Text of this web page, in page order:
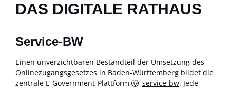
DAS DIGITALE RATHAUS
Service-BW
Einen unverzichtbaren Bestandteil der Umsetzung des
Onlinezugangsgesetzes in Baden-Württemberg bildet die
zentrale E-Government-Plattform
service-bw. Jede